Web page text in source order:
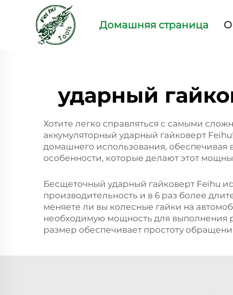
Домашняя страница О
ударный
Хотите легко справляться с самыми
аккумуляторный ударный гайковерт
домашнего использования,
особенности, которые делают этот
Бесщеточный ударный гайковерт Feihu
производительность и в 6 раз более
меняете ли вы колесные гайки на
необходимую мощность для выполнения
размер обеспечивает простоту